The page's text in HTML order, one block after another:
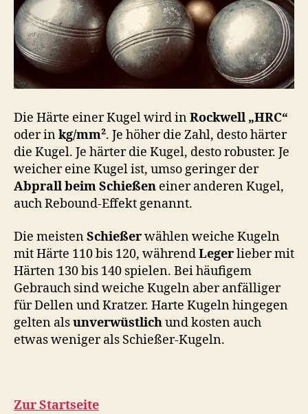
Die Härte einer Kugel wird inRockwell „HRC“
oder inkg/mm². Je höher die Zahl, desto härter
die Kugel. Je härter die Kugel, desto robuster. Je
weicher eine Kugel ist, umso geringer der
Abprall beim Schießen einer anderen Kugel,
auch Rebound-Effekt genannt.
Die meistenSchießerwählen weiche Kugeln
mit Härte 110 bis 120, währendLegerlieber mit
Härten 130 bis 140 spielen. Bei häufigem
Gebrauch sind weiche Kugeln aber anfälliger
für Dellen und Kratzer. Harte Kugeln hingegen
gelten alsunverwüstlichund kosten auch
etwas weniger als Schießer-Kugeln.
Zur Startseite